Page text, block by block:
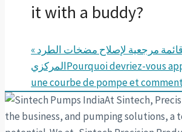
it with a buddy?
« قائمة مرجعية لإصلاح مضخات الطرد
المركزيPourquoi devriez-vous
une courbe de pompe et
At Sintech,
the business, and pumping solutions, a